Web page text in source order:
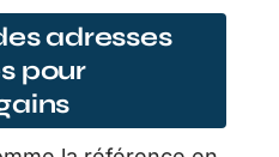
adresses
pour